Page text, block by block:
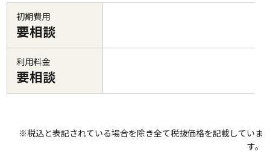
初期費用
要相談
利用料金
要相談
※税込と表記されている場合を除き全て税抜価格を記載していま
す。